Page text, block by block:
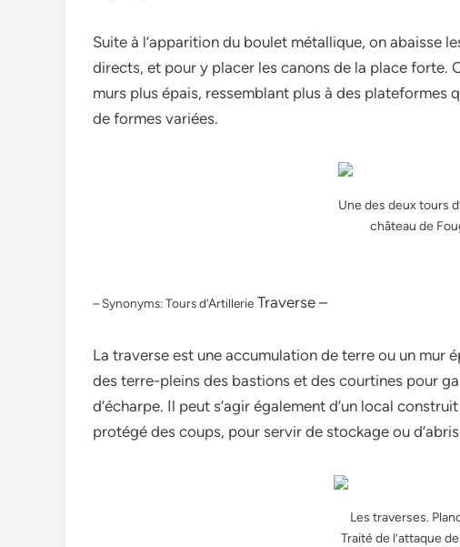
Suite à l’apparition du boulet métallique, on abaisse
directs, et pour y placer les canons de la place forte.
murs plus épais, ressemblant plus à des plateformes
de formes variées.
Une des deux tours
château de
– Synonyms: Tours d’Artillerie Traverse –
La traverse est une accumulation de terre ou un mur
des terre-pleins des bastions et des courtines pour
d’écharpe. Il peut s’agir également d’un local
protégé des coups, pour servir de stockage ou
Les traverses.
Traité de l’attaque